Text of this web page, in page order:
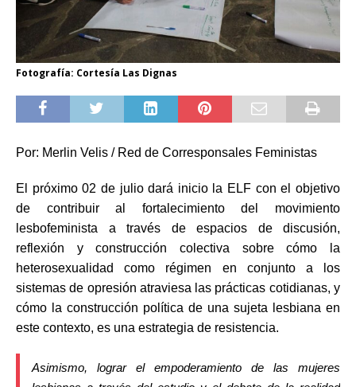
Fotografía: Cortesía Las Dignas
Por: Merlin Velis / Red de Corresponsales Feministas
El próximo 02 de julio dará inicio la ELF con el objetivo
de contribuir al fortalecimiento del movimiento
lesbofeminista a través de espacios de discusión,
reflexión y construcción colectiva sobre cómo la
heterosexualidad como régimen en conjunto a los
sistemas de opresión atraviesa las prácticas cotidianas, y
cómo la construcción política de una sujeta lesbiana en
este contexto, es una estrategia de resistencia.
Asimismo, lograr el empoderamiento de las mujeres